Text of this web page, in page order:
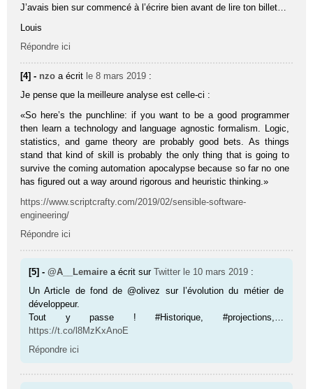
J’avais bien sur commencé à l’écrire bien avant de lire ton billet…
Louis
Répondre ici
[4] - nzo a écrit le 8 mars 2019 :
Je pense que la meilleure analyse est celle-ci :
«So here’s the punchline: if you want to be a good programmer
then learn a technology and language agnostic formalism. Logic,
statistics, and game theory are probably good bets. As things
stand that kind of skill is probably the only thing that is going to
survive the coming automation apocalypse because so far no one
has figured out a way around rigorous and heuristic thinking.»
https://www.scriptcrafty.com/2019/02/sensible-software-
engineering/
Répondre ici
[5] -@A__Lemaire a écrit surTwitter le 10 mars 2019 :
Un Article de fond de @olivez sur l’évolution du métier de
développeur.
Tout y passe ! #Historique, #projections,…
https://t.co/l8MzKxAnoE
Répondre ici